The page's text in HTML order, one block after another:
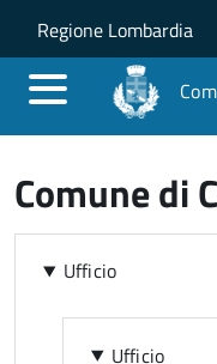
Salta al
Skip to site
Regione Lombardia
Comune di
Ufficio
Ufficio